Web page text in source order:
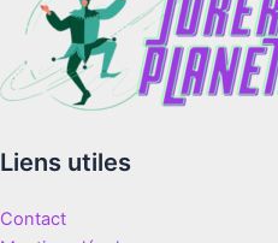
Liens utiles
Contact